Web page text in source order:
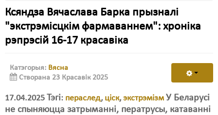
Ксяндза Вячаслава Барка прызналі
"экстрэмісцкім фармаваннем": хроніка
рэпрэсій 16-17 красавіка
Катэгорыя: Вясна
Створана 23 Красавік 2025
17.04.2025 Тэгі: пераслед, ціск, экстрэмізм У Беларусі
не спыняюцца затрыманні, ператрусы, катаванні
Безбар'ернае асяродзьдзе
Выбары
Дзяржава
Затрыманьні
Кантакт
Пра нас